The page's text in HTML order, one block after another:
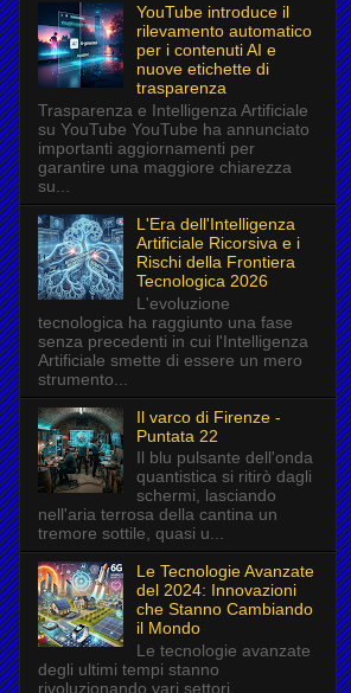
YouTube introduce il
rilevamento automatico
per i contenuti AI e
nuove etichette di
trasparenza
Trasparenza e Intelligenza Artificiale
su YouTube YouTube ha annunciato
importanti aggiornamenti per
garantire una maggiore chiarezza
su...
L'Era dell'Intelligenza
Artificiale Ricorsiva e i
Rischi della Frontiera
Tecnologica 2026
L'evoluzione
tecnologica ha raggiunto una fase
senza precedenti in cui l'Intelligenza
Artificiale smette di essere un mero
strumento...
Il varco di Firenze -
Puntata 22
Il blu pulsante dell'onda
quantistica si ritirò dagli
schermi, lasciando
nell'aria terrosa della cantina un
tremore sottile, quasi u...
Le Tecnologie Avanzate
del 2024: Innovazioni
che Stanno Cambiando
il Mondo
Le tecnologie avanzate
degli ultimi tempi stanno
rivoluzionando vari settori,